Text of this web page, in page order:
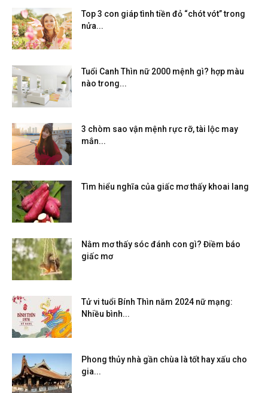
Top 3 con giáp tình tiền đỏ “chót vót” trong
nửa...
Tuổi Canh Thìn nữ 2000 mệnh gì? hợp màu
nào trong...
3 chòm sao vận mệnh rực rỡ, tài lộc may
mắn...
Tìm hiểu nghĩa của giấc mơ thấy khoai lang
Nằm mơ thấy sóc đánh con gì? Điềm báo
giấc mơ
Tử vi tuổi Bính Thìn năm 2024 nữ mạng:
Nhiều bình...
Phong thủy nhà gần chùa là tốt hay xấu cho
gia...